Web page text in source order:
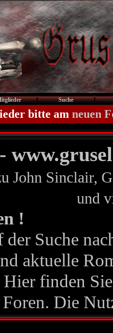
Suche
bitte am neuen
John Sinclair,
und
!
der Suche
aktuelle
Hier finden
Die